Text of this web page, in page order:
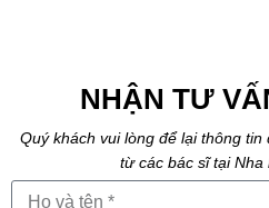
NHẬN TƯ
Quý khách vui lòng để lại thông
từ các bác sĩ tại Nha